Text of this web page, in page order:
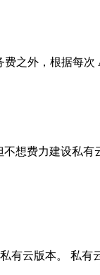
之外，根据每次
想费力建设私
有云版本。 私